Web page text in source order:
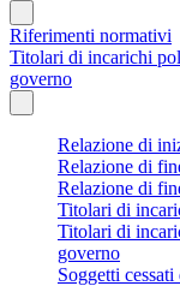
Riferimenti normativi
Titolari di incarichi
governo
Relazione di
Relazione di
Relazione di
Titolari di
Titolari di
governo
Soggetti